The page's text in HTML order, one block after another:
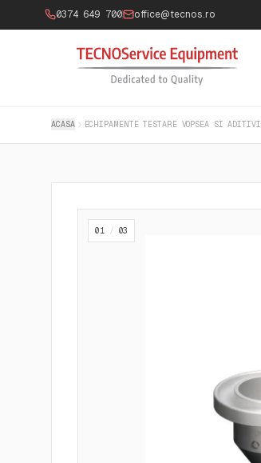
0374 649 700 office@tecnos.ro
ACASA ECHIPAMENTE TESTARE VOPSEA SI ADITIVI
01 / 03